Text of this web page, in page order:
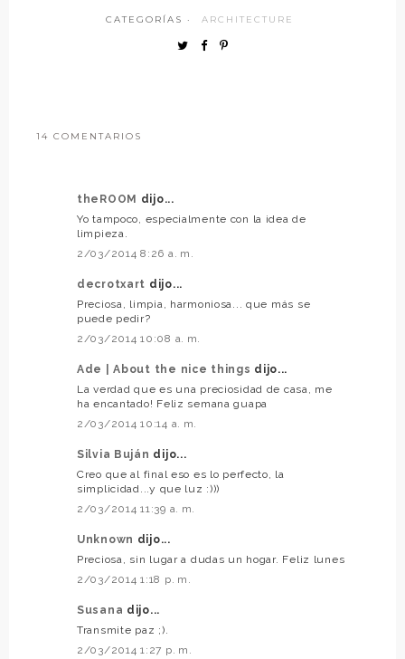
CATEGORÍAS · ARCHITECTURE
14 COMENTARIOS
theROOM dijo...
Yo tampoco, especialmente con la idea de
limpieza.
2/03/2014 8:26 a. m.
decrotxart dijo...
Preciosa, limpia, harmoniosa... que más se
puede pedir?
2/03/2014 10:08 a. m.
Ade | About the nice things dijo...
La verdad que es una preciosidad de casa, me
ha encantado! Feliz semana guapa
2/03/2014 10:14 a. m.
Silvia Buján dijo...
Creo que al final eso es lo perfecto, la
simplicidad...y que luz :)))
2/03/2014 11:39 a. m.
Unknown dijo...
Preciosa, sin lugar a dudas un hogar. Feliz lunes
2/03/2014 1:18 p. m.
Susana dijo...
Transmite paz ;).
2/03/2014 1:27 p. m.